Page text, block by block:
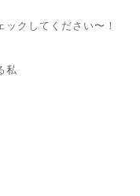
ックしてください〜！
私